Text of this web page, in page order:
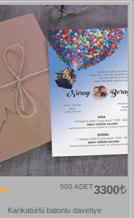
3300
500 ADET
Karikatürlü balonlu davetiye